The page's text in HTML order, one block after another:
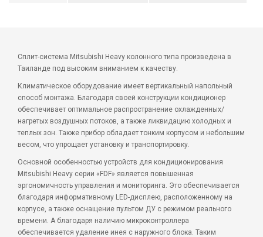
Сплит-система Mitsubishi Heavy колонного типа произведена в
Таиланде под высоким вниманием к качеству.
Климатическое оборудование имеет вертикальный напольный
способ монтажа. Благодаря своей конструкции кондиционер
обеспечивает оптимальное распространение охлажденных/
нагретых воздушных потоков, а также ликвидацию холодных и
теплых зон. Также прибор обладает тонким корпусом и небольшим
весом, что упрощает установку и транспортировку.
Основной особенностью устройств для кондиционирования
Mitsubishi Heavy серии «FDF» является повышенная
эргономичность управления и мониторинга. Это обеспечивается
благодаря информативному LED-дисплею, расположенному на
корпусе, а также оснащение пультом ДУ с режимом реального
времени. А благодаря наличию микроконтроллера
обеспечивается удаление инея с наружного блока. Таким